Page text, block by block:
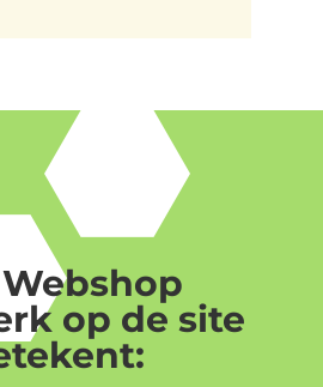
op de site